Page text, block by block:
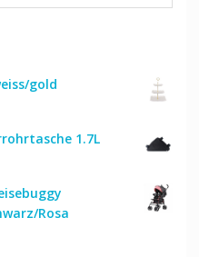
gold
1.7L
Rosa